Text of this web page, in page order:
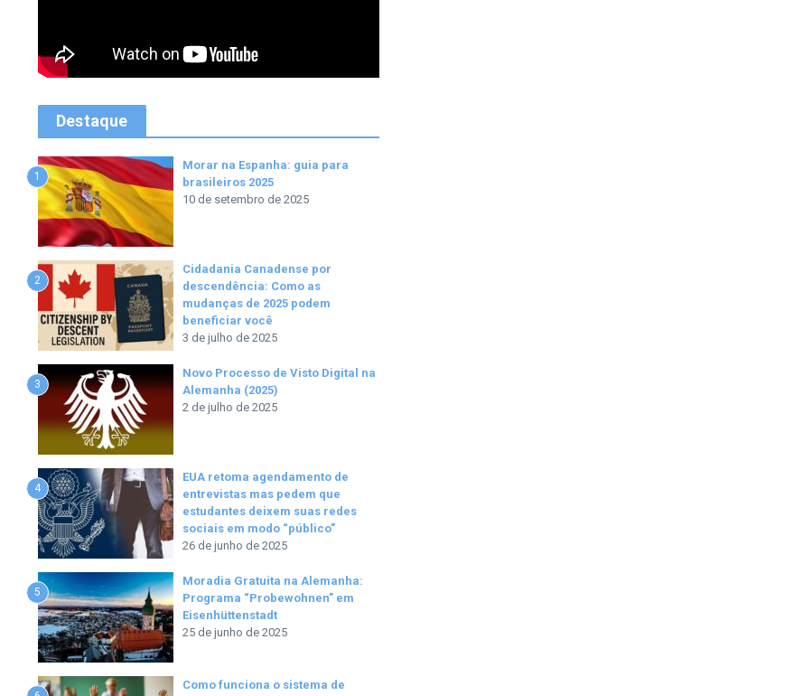
Destaque
1
Morar na Espanha: guia para
brasileiros 2025
10 de setembro de 2025
2
Cidadania Canadense por
descendência: Como as
mudanças de 2025 podem
beneficiar você
3 de julho de 2025
3
Novo Processo de Visto Digital na
Alemanha (2025)
2 de julho de 2025
4
EUA retoma agendamento de
entrevistas mas pedem que
estudantes deixem suas redes
sociais em modo “público”
26 de junho de 2025
5
Moradia Gratuita na Alemanha:
Programa “Probewohnen” em
Eisenhüttenstadt
25 de junho de 2025
Como funciona o sistema de